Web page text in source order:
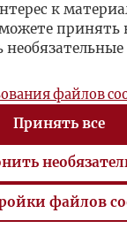
к
принять
файлов
Принять все
файлов